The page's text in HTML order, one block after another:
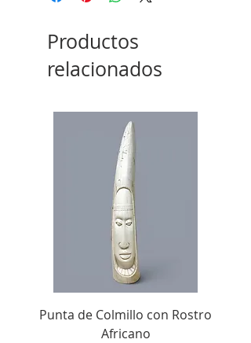
Productos
relacionados
Punta de Colmillo con Rostro
Africano